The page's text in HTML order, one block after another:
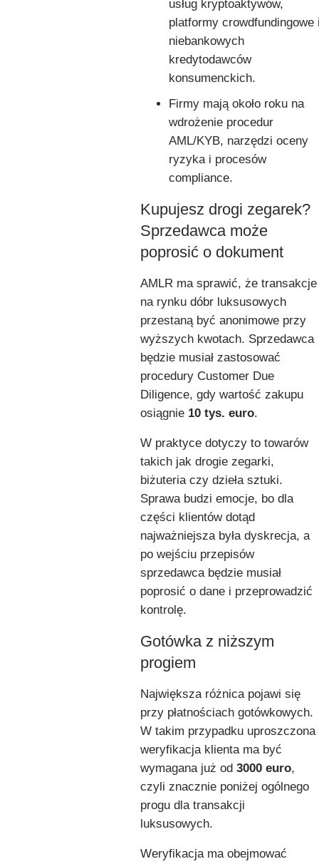
usług kryptoaktywów,
platformy crowdfundingowe
niebankowych
kredytodawców
konsumenckich.
Firmy mają około roku na
wdrożenie procedur
AML/KYB, narzędzi oceny
ryzyka i procesów
compliance.
Kupujesz drogi zegarek?
Sprzedawca może
poprosić o dokument
AMLR ma sprawić, że transakcje
na rynku dóbr luksusowych
przestaną być anonimowe przy
wyższych kwotach. Sprzedawca
będzie musiał zastosować
procedury Customer Due
Diligence, gdy wartość zakupu
osiągnie 10 tys. euro.
W praktyce dotyczy to towarów
takich jak drogie zegarki,
biżuteria czy dzieła sztuki.
Sprawa budzi emocje, bo dla
części klientów dotąd
najważniejsza była dyskrecja, a
po wejściu przepisów
sprzedawca będzie musiał
poprosić o dane i przeprowadzić
kontrolę.
Gotówka z niższym
progiem
Największa różnica pojawi się
przy płatnościach gotówkowych.
W takim przypadku uproszczona
weryfikacja klienta ma być
wymagana już od 3000 euro,
czyli znacznie poniżej ogólnego
progu dla transakcji
luksusowych.
Weryfikacja ma obejmować